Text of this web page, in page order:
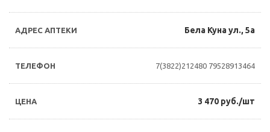
Бела Куна ул., 5а
7(3822)212480 79528913464
3 470 руб./шт